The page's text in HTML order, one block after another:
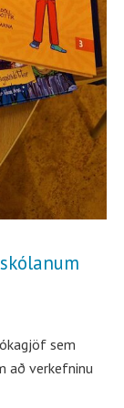
sem
að verkefninu